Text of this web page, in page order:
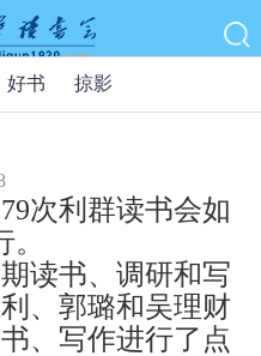
好书 掠影
次利群读书会如
读书、调研和写
、郭璐和吴理财
、写作进行了点